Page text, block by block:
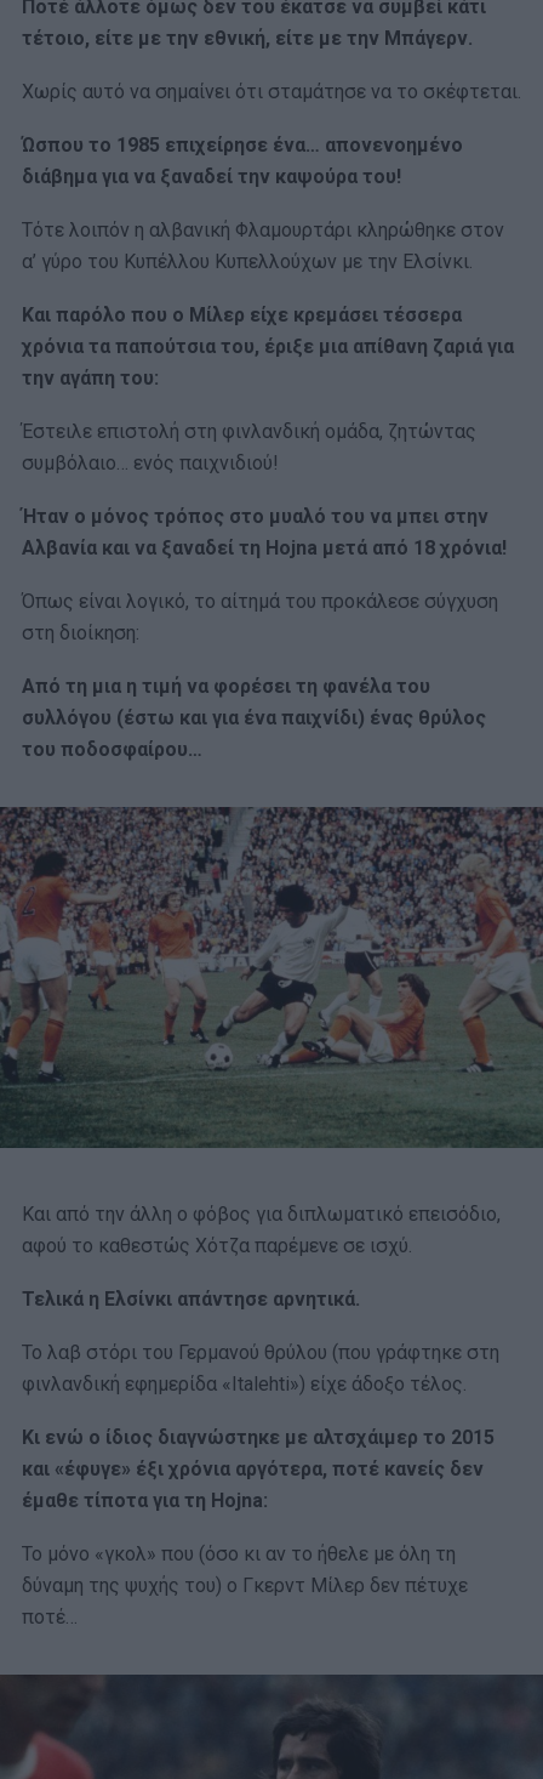
Ποτέ άλλοτε όμως δεν του έκατσε να συμβεί κάτι
τέτοιο, είτε με την εθνική, είτε με την Μπάγερν.
Χωρίς αυτό να σημαίνει ότι σταμάτησε να το σκέφτεται.
Ώσπου το 1985 επιχείρησε ένα… απονενοημένο
διάβημα για να ξαναδεί την καψούρα του!
Τότε λοιπόν η αλβανική Φλαμουρτάρι κληρώθηκε στον
α’ γύρο του Κυπέλλου Κυπελλούχων με την Ελσίνκι.
Και παρόλο που ο Μίλερ είχε κρεμάσει τέσσερα
χρόνια τα παπούτσια του, έριξε μια απίθανη ζαριά για
την αγάπη του:
Έστειλε επιστολή στη φινλανδική ομάδα, ζητώντας
συμβόλαιο… ενός παιχνιδιού!
Ήταν ο μόνος τρόπος στο μυαλό του να μπει στην
Αλβανία και να ξαναδεί τη Hojna μετά από 18 χρόνια!
Όπως είναι λογικό, το αίτημά του προκάλεσε σύγχυση
στη διοίκηση:
Από τη μια η τιμή να φορέσει τη φανέλα του
συλλόγου (έστω και για ένα παιχνίδι) ένας θρύλος
του ποδοσφαίρου…
Και από την άλλη ο φόβος για διπλωματικό επεισόδιο,
αφού το καθεστώς Χότζα παρέμενε σε ισχύ.
Τελικά η Ελσίνκι απάντησε αρνητικά.
Το λαβ στόρι του Γερμανού θρύλου (που γράφτηκε στη
φινλανδική εφημερίδα «Italehti») είχε άδοξο τέλος.
Κι ενώ ο ίδιος διαγνώστηκε με αλτσχάιμερ το 2015
και «έφυγε» έξι χρόνια αργότερα, ποτέ κανείς δεν
έμαθε τίποτα για τη Hojna:
Το μόνο «γκολ» που (όσο κι αν το ήθελε με όλη τη
δύναμη της ψυχής του) ο Γκερντ Μίλερ δεν πέτυχε
ποτέ…